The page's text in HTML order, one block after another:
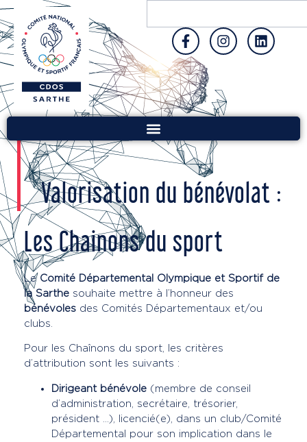
Valorisation du bénévolat :
Les Chainons du sport
Le Comité Départemental Olympique et Sportif de
la Sarthe souhaite mettre à l’honneur des
bénévoles des Comités Départementaux et/ou
clubs.
Pour les Chaînons du sport, les critères
d’attribution sont les suivants :
Dirigeant bénévole (membre de conseil
d’administration, secrétaire, trésorier,
président …), licencié(e), dans un club/Comité
Départemental pour son implication dans le